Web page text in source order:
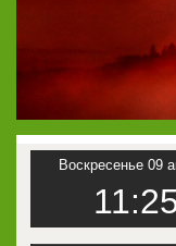
Воскресенье 09